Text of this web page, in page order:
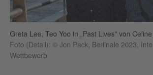
Greta Lee, Teo Yoo in „Past Lives” von
Foto (Detail): © Jon Pack, Berlinale 2023,
Wettbewerb